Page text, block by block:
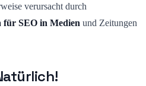
verursacht durch
für SEO in Medien und Zeitungen